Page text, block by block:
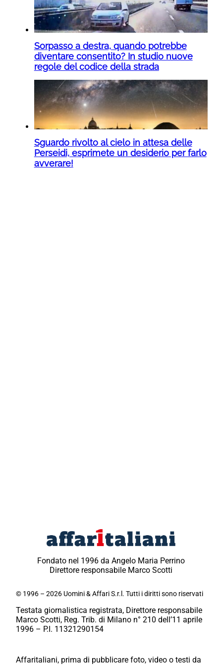
Sorpasso a destra, quando potrebbe
diventare consentito? In studio nuove
regole del codice della strada
Sguardo rivolto al cielo in attesa delle
Perseidi, esprimete un desiderio per farlo
avverare!
Fondato nel 1996 da Angelo Maria Perrino
Direttore responsabile Marco Scotti
© 1996 – 2026 Uomini & Affari S.r.l. Tutti i diritti sono riservati
Testata giornalistica registrata, Direttore responsabile
Marco Scotti, Reg. Trib. di Milano n° 210 dell’11 aprile
1996 – P.I. 11321290154
Affaritaliani, prima di pubblicare foto, video o testi da